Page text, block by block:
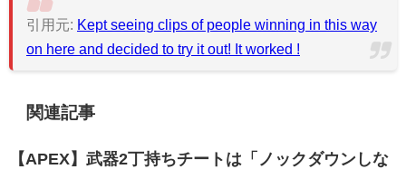
引用元: Kept seeing clips of people winning in this way
on here and decided to try it out! It worked !
関連記事
【APEX】武器2丁持ちチートは「ノックダウンしな